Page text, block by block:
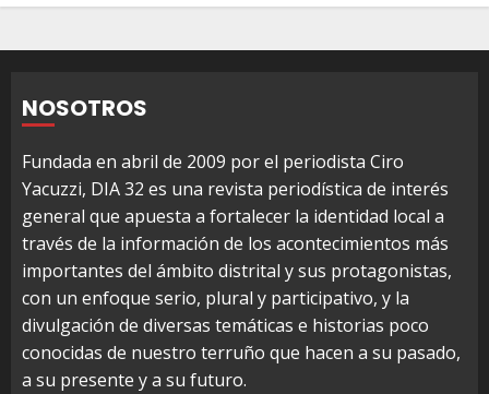
NOSOTROS
Fundada en abril de 2009 por el periodista Ciro
Yacuzzi, DIA 32 es una revista periodística de interés
general que apuesta a fortalecer la identidad local a
través de la información de los acontecimientos más
importantes del ámbito distrital y sus protagonistas,
con un enfoque serio, plural y participativo, y la
divulgación de diversas temáticas e historias poco
conocidas de nuestro terruño que hacen a su pasado,
a su presente y a su futuro.